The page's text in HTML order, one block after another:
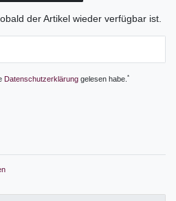
der Artikel wieder verfügbar ist.
Daten­schutz­erklärunggelesen habe. *